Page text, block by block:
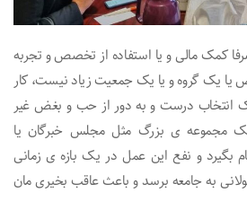
کمک مالی و یا استفاده از تخصص و تجربه
یک گروه و یا یک جمعیت زیاد نیست، کار
انتخاب درست و به دور از حب و بغض غیر
مجموعه ی بزرگ مثل مجلس خبرگان یا
بگیرد و نفع این عمل در یک بازه ی زمانی
به جامعه برسد و باعث عاقب بخیری مان